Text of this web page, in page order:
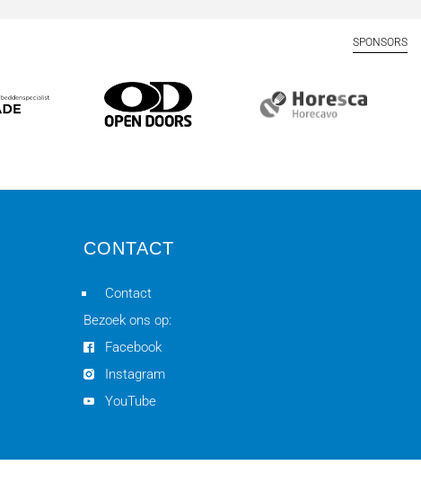
SPONSORS
CONTACT
Contact
Bezoek ons op:
Facebook
Instagram
YouTube